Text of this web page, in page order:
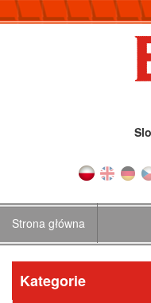
Strona główna
Kategorie